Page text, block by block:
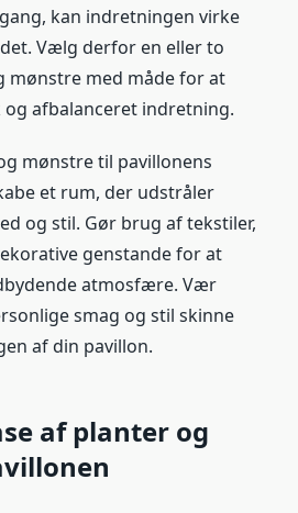
kan indretningen virke
Vælg derfor en eller to
mønstre med måde for at
afbalanceret indretning.
mønstre til pavillonens
et rum, der udstråler
og stil. Gør brug af tekstiler,
genstande for at
atmosfære. Vær
smag og stil skinne
af din pavillon.
af planter og